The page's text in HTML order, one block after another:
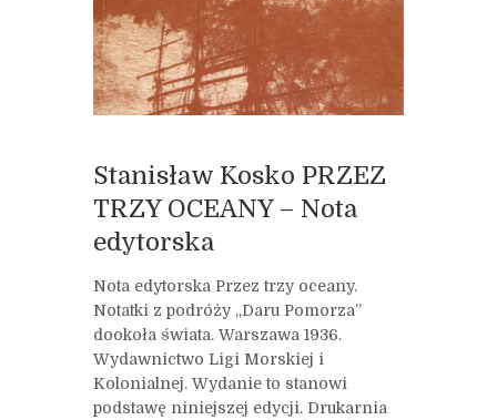
Stanisław Kosko PRZEZ
TRZY OCEANY – Nota
edytorska
Nota edytorska Przez trzy oceany.
Notatki z podróży „Daru Pomorza”
dookoła świata. Warszawa 1936.
Wydawnictwo Ligi Morskiej i
Kolonialnej. Wydanie to stanowi
podstawę niniejszej edycji. Drukarnia